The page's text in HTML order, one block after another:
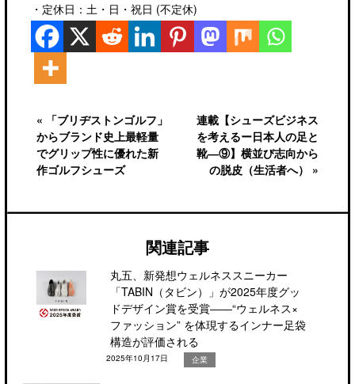
・定休日：土・日・祝日 (不定休)
« 「ブリヂストンゴルフ」
からブランド史上最軽量
でグリップ性に優れた新
作ゴルフシューズ
連載【シューズビジネス
を考えるー日本人の足と
靴―⑨】横並び志向から
の脱皮（生活者へ） »
関連記事
丸五、新発想ウェルネススニーカー
「TABIN（タビン）」が2025年度グッ
ドデザイン賞を受賞――“ウェルネス×
ファッション” を体現するインナー足袋
構造が評価される
2025年10月17日 企業